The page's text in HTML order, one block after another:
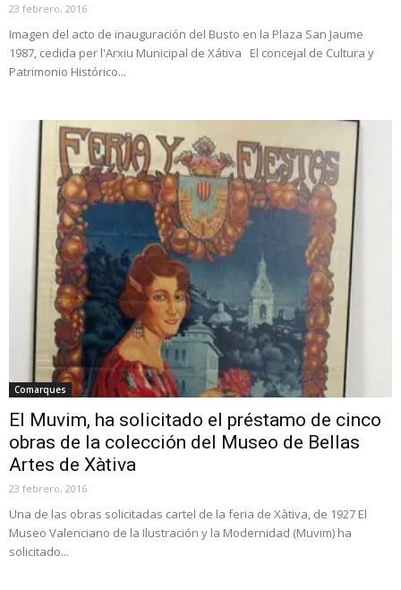
23 febrero, 2016
Imagen del acto de inauguración del Busto en la Plaza San Jaume
1987, cedida per l'Arxiu Municipal de Xátiva El concejal de Cultura y
Patrimonio Histórico...
Comarques
El Muvim, ha solicitado el préstamo de cinco
obras de la colección del Museo de Bellas
Artes de Xàtiva
23 febrero, 2016
Una de las obras solicitadas cartel de la feria de Xàtiva, de 1927 El
Museo Valenciano de la Ilustración y la Modernidad (Muvim) ha
solicitado...